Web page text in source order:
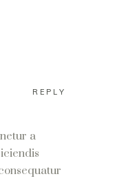
REPLY
a